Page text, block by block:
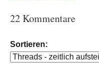
22 Kommentare
Sortieren: